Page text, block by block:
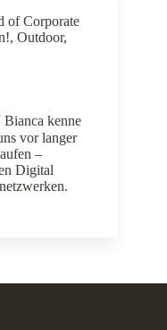
of Corporate
, Outdoor,
Bianca kenne
vor langer
–
Digital